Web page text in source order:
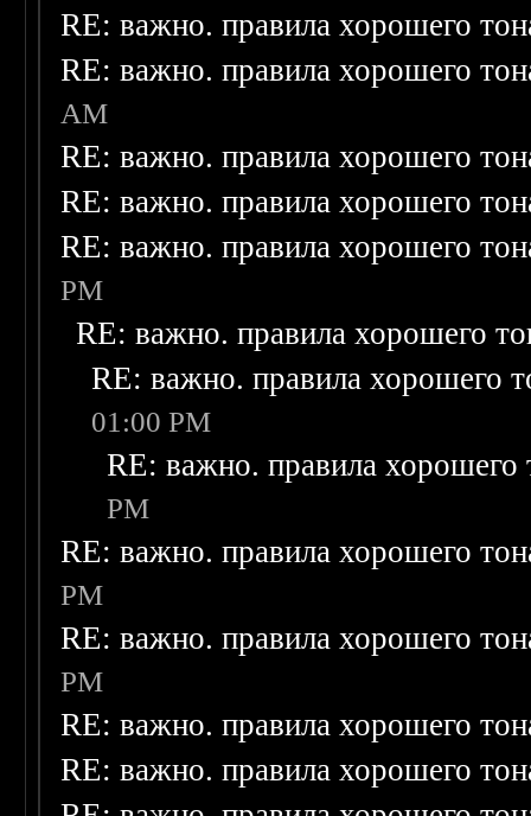
RE: важно. правила хорошего
RE: важно. правила хорошего
AM
RE: важно. правила хорошего
RE: важно. правила хорошего
RE: важно. правила хорошего
PM
RE: важно. правила хорошего
RE: важно. правила хорошего
01:00 PM
RE: важно. правила хорошего
PM
RE: важно. правила хорошего
PM
RE: важно. правила хорошего
PM
RE: важно. правила хорошего
RE: важно. правила хорошего